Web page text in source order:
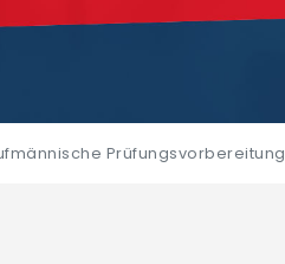
Prüfungsvorbereitung